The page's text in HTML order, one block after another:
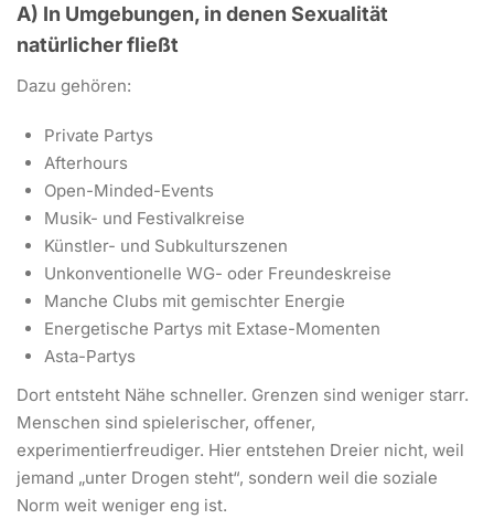
A) In Umgebungen, in denen Sexualität
natürlicher fließt
Dazu gehören:
Private Partys
Afterhours
Open-Minded-Events
Musik- und Festivalkreise
Künstler- und Subkulturszenen
Unkonventionelle WG- oder Freundeskreise
Manche Clubs mit gemischter Energie
Energetische Partys mit Extase-Momenten
Asta-Partys
Dort entsteht Nähe schneller. Grenzen sind weniger starr.
Menschen sind spielerischer, offener,
experimentierfreudiger. Hier entstehen Dreier nicht, weil
jemand „unter Drogen steht“, sondern weil die soziale
Norm weit weniger eng ist.